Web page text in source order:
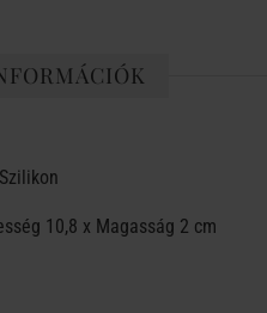
Szilikon
10,8 x Magasság 2 cm